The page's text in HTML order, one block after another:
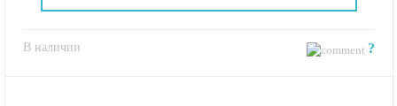
В наличии ?